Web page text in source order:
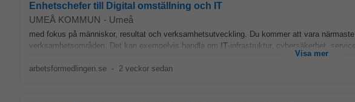
Enhetschefer till Digital omställning och IT
UMEÅ KOMMUN - Umeå
med fokus på människor, resultat och verksamhetsutveckling. Du kommer att vara närmaste
verksamhetsområden. Det kan exempelvis handla om IT-infrastruktur, cybersäkerhet,
Visa mer
arbetsformedlingen.se - 2 veckor sedan